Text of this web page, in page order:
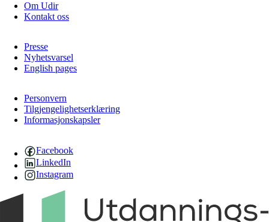
Om Udir
Kontakt oss
Presse
Nyhetsvarsel
English pages
Personvern
Tilgjengelighetserklæring
Informasjonskapsler
Facebook
LinkedIn
Instagram